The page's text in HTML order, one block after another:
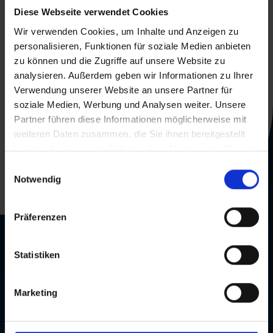
Diese Webseite verwendet Cookies
Wir verwenden Cookies, um Inhalte und Anzeigen zu
personalisieren, Funktionen für soziale Medien anbieten
zu können und die Zugriffe auf unsere Website zu
analysieren. Außerdem geben wir Informationen zu Ihrer
Verwendung unserer Website an unsere Partner für
soziale Medien, Werbung und Analysen weiter. Unsere
Partner führen diese Informationen möglicherweise mit
weiteren Daten zusammen, die Sie ihnen bereitgestellt
haben oder die sie im Rahmen Ihrer Nutzung der Dienste
Notwendig
Präferenzen
Statistiken
Marketing
soon as possible.
+49 251 240 127 87
Anton-Bruchausen-Str. 4a
Contact us